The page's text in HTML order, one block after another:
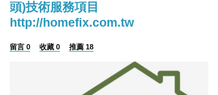
頭)技術服務項目
http://homefix.com.tw
留言 0 收藏 0 推薦 18